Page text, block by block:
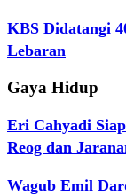
KBS Didatangi
Lebaran
Gaya Hidup
Eri Cahyadi
Reog dan
Wagub Emil